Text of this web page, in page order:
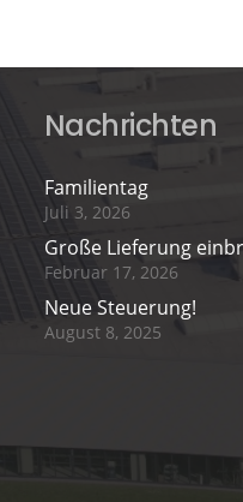
Nachrichten
Familientag
Juli 3, 2026
Große Lieferung
Februar 17, 2026
Neue Steuerung!
August 8, 2025